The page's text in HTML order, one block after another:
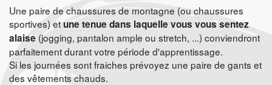
Une paire de chaussures de montagne (ou chaussures
sportives) etune tenue dans laquelle vous vous sentez
alaise (jogging, pantalon ample ou stretch, ...) conviendront
parfaitement durant votre période d'apprentissage.
Si les journées sont fraiches prévoyez une paire de gants et
des vêtements chauds.